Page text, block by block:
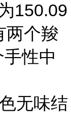
150.09
两个羧
性中
无味结